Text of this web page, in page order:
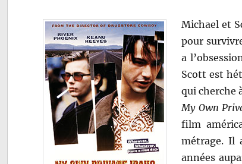
Michael et
pour
a
Scott est
qui cherche
My Own
film
métrage. Il
années